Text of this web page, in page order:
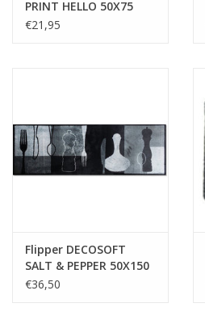
PRINT HELLO 50X75
RUITER
€21,95
Flipper DECOSOFT
SALT & PEPPER 50X150
RUITER
€36,50